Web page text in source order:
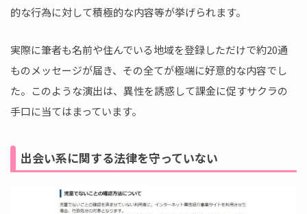
的な行為に対して積極的な内容等が挙げられます。
実際に筆者も名前や住んでいる地域を登録しただけで約20通
ものメッセージが届き、その全てが極端に好意的な内容でし
た。このような演出は、異性を誘惑して課金に促すサクラの
手口に当てはまっています。
出会い系に関する法律を守っていない